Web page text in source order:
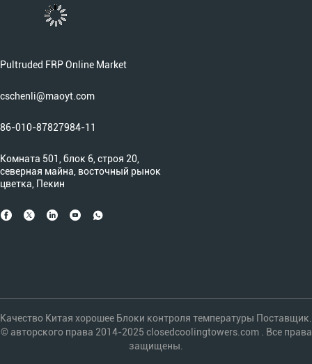
Pultruded FRP Online Market
cschenli@maoyt.com
86-010-87827984-11
Комната 501, блок 6, строя 20,
северная майна, восточный рынок
цветка, Пекин
Качество Китая хорошее Блоки контроля температуры Поставщик.
© авторского права 2014-2025 closedcoolingtowers.com . Все права
защищены.